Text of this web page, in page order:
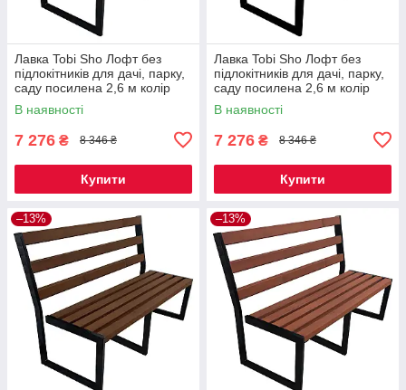
Лавка Tobi Sho Лофт без
підлокітників для дачі, парку,
саду посилена 2,6 м колір
горіх
В наявності
7 276 ₴ 8 346 ₴
Купити
Лавка Tobi Sho Лофт без
підлокітників для дачі, парку,
саду посилена 2,6 м колір
махагоній
В наявності
7 276 ₴ 8 346 ₴
Купити
–13% –13%